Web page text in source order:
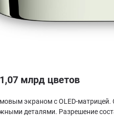
млрд цветов
экраном с OLED-матрицей.
деталями. Разрешение